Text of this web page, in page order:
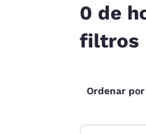
0 de
filtros
Ordenar por